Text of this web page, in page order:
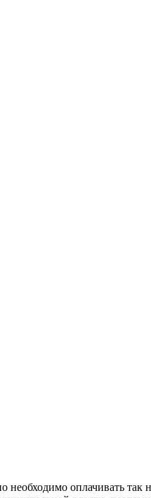
оплачивать